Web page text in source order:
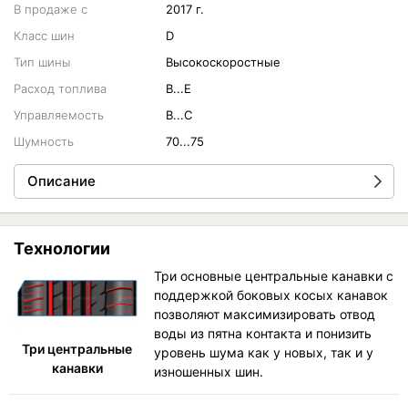
В продаже с
2017 г.
Класс шин
D
Тип шины
Высокоскоростные
Расход топлива
B...E
Управляемость
B...C
Шумность
70...75
Описание
Технологии
Три центральные
канавки
Три основные центральные канавки с
поддержкой боковых косых канавок
позволяют максимизировать отвод
воды из пятна контакта и понизить
уровень шума как у новых, так и у
изношенных шин.